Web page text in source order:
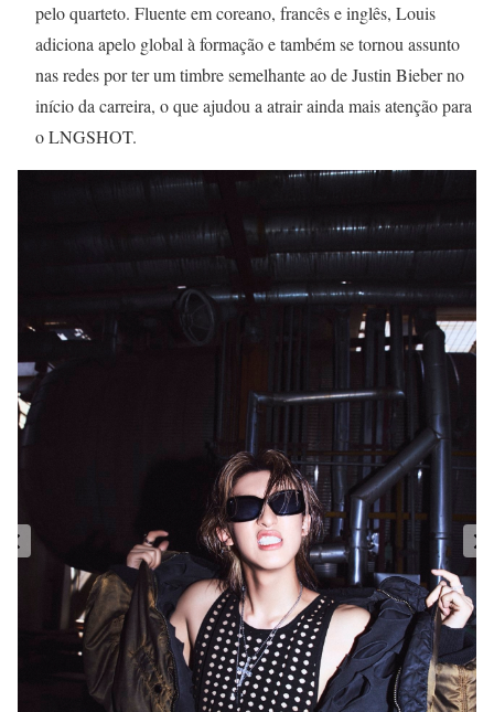
pelo quarteto. Fluente em coreano, francês e inglês, Louis
adiciona apelo global à formação e também se tornou assunto
nas redes por ter um timbre semelhante ao de Justin Bieber no
início da carreira, o que ajudou a atrair ainda mais atenção para
o LNGSHOT.